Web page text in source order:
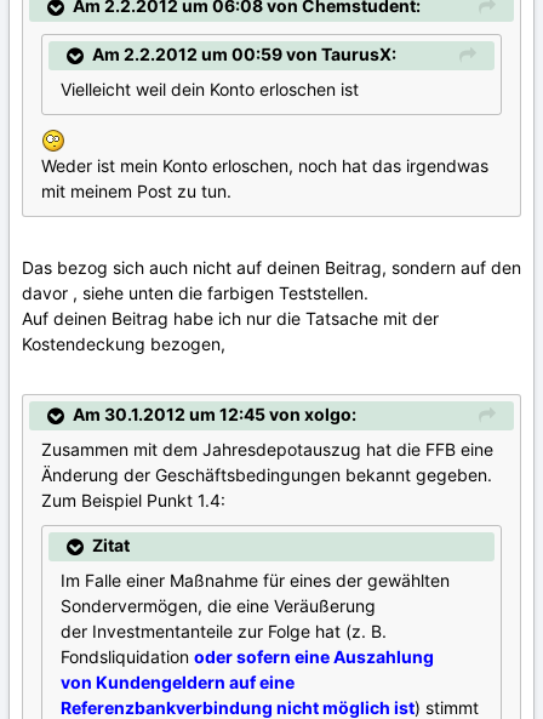
Am 2.2.2012 um 06:08 von Chemstudent:
Am 2.2.2012 um 00:59 von TaurusX:
Vielleicht weil dein Konto erloschen ist
Weder ist mein Konto erloschen, noch hat das irgendwas
mit meinem Post zu tun.
Das bezog sich auch nicht auf deinen Beitrag, sondern auf den
davor , siehe unten die farbigen Teststellen.
Auf deinen Beitrag habe ich nur die Tatsache mit der
Kostendeckung bezogen,
Am 30.1.2012 um 12:45 von xolgo:
Zusammen mit dem Jahresdepotauszug hat die FFB eine
Änderung der Geschäftsbedingungen bekannt gegeben.
Zum Beispiel Punkt 1.4:
Zitat
Im Falle einer Maßnahme für eines der gewählten
Sondervermögen, die eine Veräußerung
der Investmentanteile zur Folge hat (z. B.
Fondsliquidation oder sofern eine Auszahlung
von Kundengeldern auf eine
Referenzbankverbindung nicht möglich ist) stimmt